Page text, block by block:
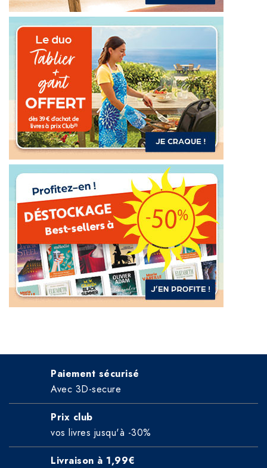
Paiement sécurisé
Avec 3D-secure
Prix club
vos livres jusqu'à -30%
Livraison à 1,99€